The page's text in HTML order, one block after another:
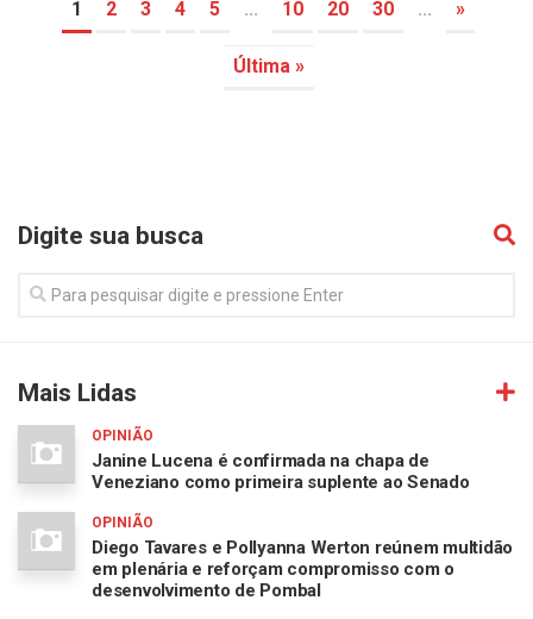
1 2 3 4 5 ... 10 20 30 ... »
Última »
Digite sua busca
Mais Lidas
OPINIÃO
Janine Lucena é confirmada na chapa de
Veneziano como primeira suplente ao Senado
OPINIÃO
Diego Tavares e Pollyanna Werton reúnem multidão
em plenária e reforçam compromisso com o
desenvolvimento de Pombal